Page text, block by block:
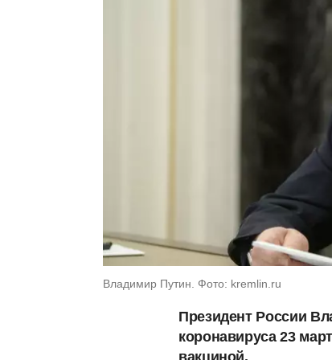
Владимир Путин. Фото: kremlin.ru
Президент России
коронавируса 23
вакциной.